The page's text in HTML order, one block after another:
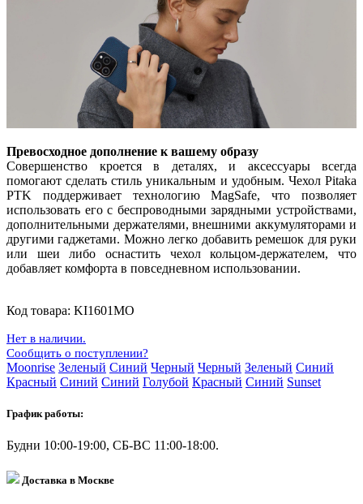
Превосходное дополнение к вашему образу
Совершенство кроется в деталях, и аксессуары всегда
помогают сделать стиль уникальным и удобным. Чехол Pitaka
PTK поддерживает технологию MagSafe, что позволяет
использовать его с беспроводными зарядными устройствами,
дополнительными держателями, внешними аккумуляторами и
другими гаджетами. Можно легко добавить ремешок для руки
или шеи либо оснастить чехол кольцом-держателем, что
добавляет комфорта в повседневном использовании.
Код товара: KI1601MO
Нет в наличии.
Сообщить о поступлении?
Moonrise Зеленый Синий Черный Черный Зеленый Синий
Красный Синий Синий Голубой Красный Синий Sunset
График работы:
Будни 10:00-19:00, СБ-ВС 11:00-18:00.
Доставка в Москве